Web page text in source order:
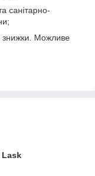
санітарно-
знижки. Можливе
Lask